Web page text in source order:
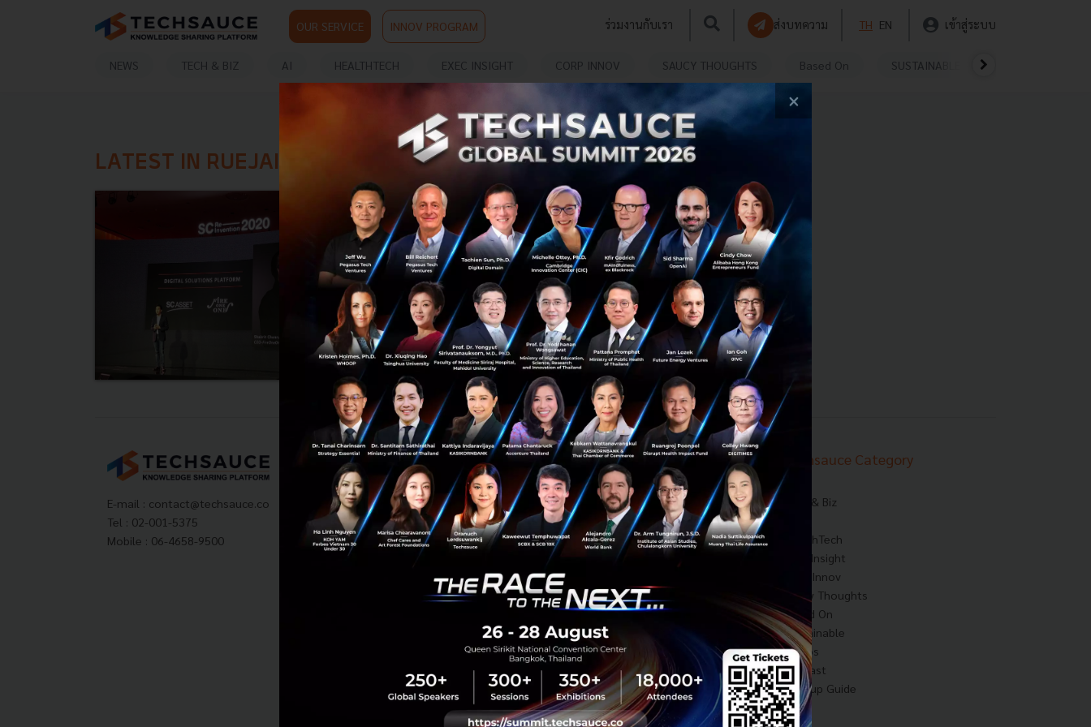
OUR SERVICE INNOV PROGRAM ร่วมงานกับเรา ส่งบทความ TH EN เข้าสู่ระบบ
NEWS TECH & BIZ AI HEALTHTECH EXEC INSIGHT CORP INNOV SAUCY THOUGHTS Based On SUSTAINABLE
LATEST IN RUEJAI
SC ASSET ประกาศโรดแมป 3 ปี พร้อมเปิดตัวพาร์ท
เนอร์ คุณไวท์ CEO FireOneOne
SC Asset ประกาศโรดแมป 3 ปี “SC RE-INVENTION 2020”
ก้าวสู่การเป็น Living Solution Platform ที่สามารถตอบโจทย์
ลูกค้าได้อย่างแท้จริง พร้อมเปิดตัว Strategic Partner คุณ
ชาคริต จันทร์รุ่ง...
กุมภาพันธ์ 8, 2018| ByTechsauce Team
0
News Ruejai SC Asset FireOneOne Property
E-mail : contact@techsauce.co
Tel : 02-001-5375
Mobile : 06-4658-9500
Techsauce Media
About Techsauce
Techsauce Services
Privacy Policy
ส่งบทความ
Techsauce Global Summit
Trending Tags
Corporate Innovation
Digital Transformation
E-Commerce
Startup
Technology
Techsauce Category
News
Tech & Biz
HealthTech
Exec Insight
Corp Innov
Saucy Thoughts
Based On
Sustainable
Videos
Podcast
Startup Guide
×